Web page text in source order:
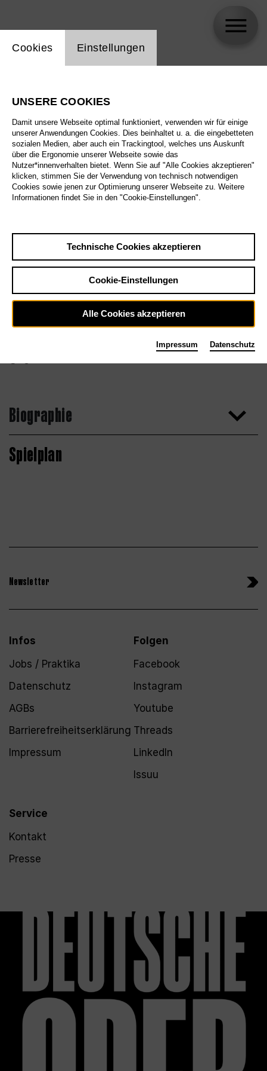
Biographie
Spielplan
Newsletter
Infos
Jobs / Praktika
Datenschutz
AGBs
Barrierefreiheitserklärung
Impressum
Service
Kontakt
Presse
Folgen
Facebook
Instagram
Youtube
Threads
LinkedIn
Issuu
Einstellung Website Cookie
Cookies Einstellungen
UNSERE COOKIES
Damit unsere Webseite optimal funktioniert, verwenden wir für einige
unserer Anwendungen Cookies. Dies beinhaltet u. a. die eingebetteten
sozialen Medien, aber auch ein Trackingtool, welches uns Auskunft
über die Ergonomie unserer Webseite sowie das
Nutzer*innenverhalten bietet. Wenn Sie auf "Alle Cookies akzeptieren"
klicken, stimmen Sie der Verwendung von technisch notwendigen
Cookies sowie jenen zur Optimierung unserer Webseite zu. Weitere
Informationen findet Sie in den "Cookie-Einstellungen".
Technische Cookies akzeptieren
Cookie-Einstellungen
Alle Cookies akzeptieren
Impressum Datenschutz